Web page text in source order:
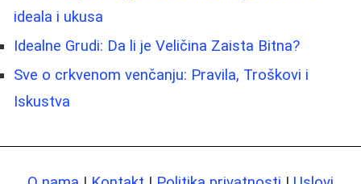
ideala i ukusa
Idealne Grudi: Da li je Veličina Zaista Bitna?
Sve o crkvenom venčanju: Pravila, Troškovi i
Iskustva